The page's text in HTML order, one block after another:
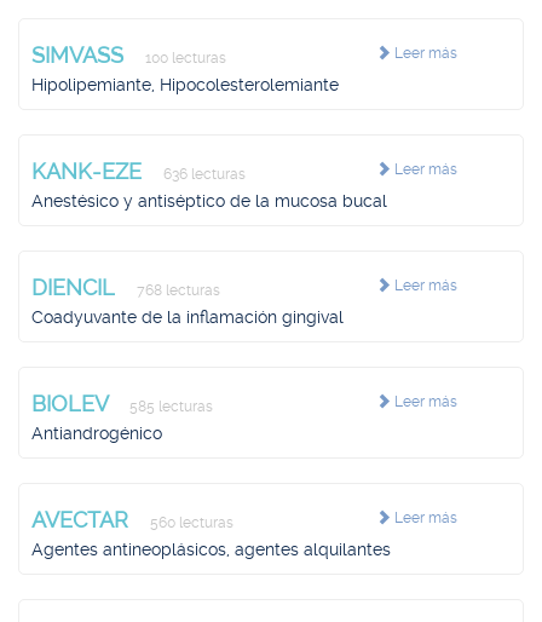
Leer más
SIMVASS 100 lecturas
Hipolipemiante, Hipocolesterolemiante
Leer más
KANK-EZE 636 lecturas
Anestésico y antiséptico de la mucosa bucal
Leer más
DIENCIL 768 lecturas
Coadyuvante de la inflamación gingival
Leer más
BIOLEV 585 lecturas
Antiandrogénico
Leer más
AVECTAR 560 lecturas
Agentes antineoplásicos, agentes alquilantes